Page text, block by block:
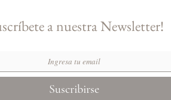
a nuestra Newsletter!
Suscribirse